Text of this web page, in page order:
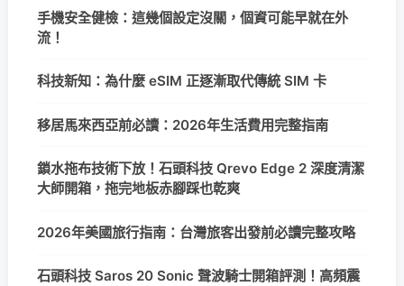
手機安全健檢：這幾個設定沒關，個資可能早就在外
流！
科技新知：為什麼 eSIM 正逐漸取代傳統 SIM 卡
移居馬來西亞前必讀：2026年生活費用完整指南
鎖水拖布技術下放！石頭科技 Qrevo Edge 2 深度清潔
大師開箱，拖完地板赤腳踩也乾爽
2026年美國旅行指南：台灣旅客出發前必讀完整攻略
石頭科技 Saros 20 Sonic 聲波騎士開箱評測！高頻震